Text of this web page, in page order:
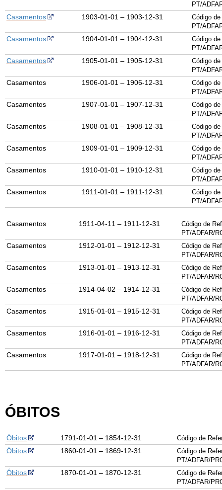
PT/
Casamentos 1903-01-01 – 1903-12-31
Código
PT/
Casamentos 1904-01-01 – 1904-12-31
Código
PT/
Casamentos 1905-01-01 – 1905-12-31
Código
PT/
Casamentos 1906-01-01 – 1906-12-31
Código
PT/
Casamentos 1907-01-01 – 1907-12-31
Código
PT/
Casamentos 1908-01-01 – 1908-12-31
Código
PT/
Casamentos 1909-01-01 – 1909-12-31
Código
PT/
Casamentos 1910-01-01 – 1910-12-31
Código
PT/
Casamentos 1911-01-01 – 1911-12-31
Código
PT/
Casamentos 1911-04-11 – 1911-12-31
Código de
PT/ADFAR/
Casamentos 1912-01-01 – 1912-12-31
Código de
PT/ADFAR/
Casamentos 1913-01-01 – 1913-12-31
Código de
PT/ADFAR/
Casamentos 1914-04-02 – 1914-12-31
Código de
PT/ADFAR/
Casamentos 1915-01-01 – 1915-12-31
Código de
PT/ADFAR/
Casamentos 1916-01-01 – 1916-12-31
Código de
PT/ADFAR/
Casamentos 1917-01-01 – 1918-12-31
Código de
PT/ADFAR/
ÓBITOS
Óbitos 1791-01-01 – 1854-12-31 Código de
Óbitos 1860-01-01 – 1869-12-31
Código de
PT/ADFAR/
Óbitos 1870-01-01 – 1870-12-31
Código de
PT/ADFAR/